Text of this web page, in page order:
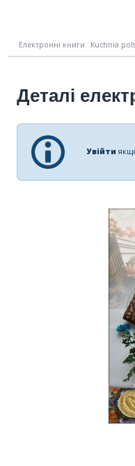
Електронні книги Kuchnia
Деталі
Увійти